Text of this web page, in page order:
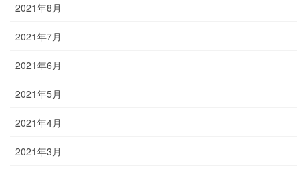
2021年8月
2021年7月
2021年6月
2021年5月
2021年4月
2021年3月